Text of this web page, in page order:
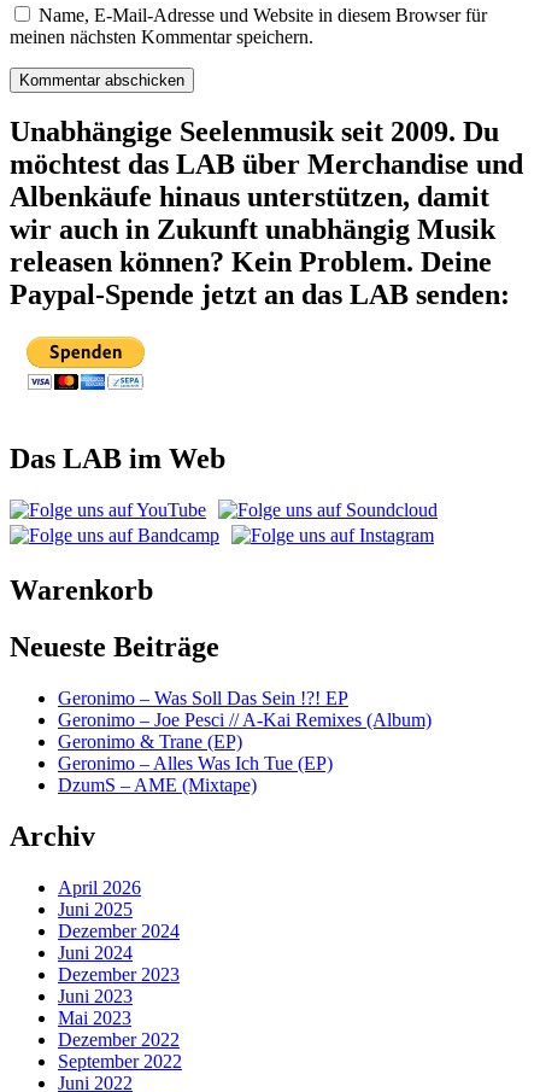
Name, E-Mail-Adresse und Website in diesem Browser für
meinen nächsten Kommentar speichern.
Unabhängige Seelenmusik seit 2009. Du
möchtest das LAB über Merchandise und
Albenkäufe hinaus unterstützen, damit
wir auch in Zukunft unabhängig Musik
releasen können? Kein Problem. Deine
Paypal-Spende jetzt an das LAB senden:
Das LAB im Web
Warenkorb
Neueste Beiträge
Geronimo – Was Soll Das Sein !?! EP
Geronimo – Joe Pesci // A-Kai Remixes (Album)
Geronimo & Trane (EP)
Geronimo – Alles Was Ich Tue (EP)
DzumS – AME (Mixtape)
Archiv
April 2026
Juni 2025
Dezember 2024
Juni 2024
Dezember 2023
Juni 2023
Mai 2023
Dezember 2022
September 2022
Juni 2022